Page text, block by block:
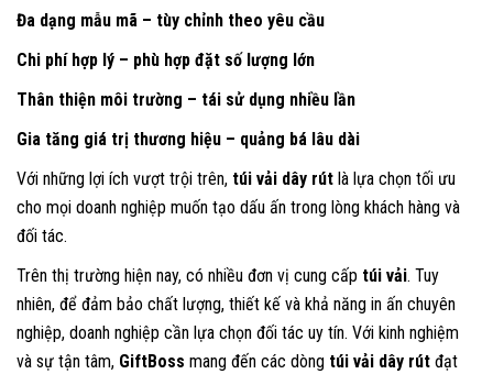
Đa dạng mẫu mã – tùy chỉnh theo yêu cầu
Chi phí hợp lý – phù hợp đặt số lượng lớn
Thân thiện môi trường – tái sử dụng nhiều lần
Gia tăng giá trị thương hiệu – quảng bá lâu dài
Với những lợi ích vượt trội trên, túi vải dây rút là lựa chọn tối ưu
cho mọi doanh nghiệp muốn tạo dấu ấn trong lòng khách hàng và
đối tác.
Trên thị trường hiện nay, có nhiều đơn vị cung cấp túi vải. Tuy
nhiên, để đảm bảo chất lượng, thiết kế và khả năng in ấn chuyên
nghiệp, doanh nghiệp cần lựa chọn đối tác uy tín. Với kinh nghiệm
và sự tận tâm, GiftBoss mang đến các dòng túi vải dây rút đạt